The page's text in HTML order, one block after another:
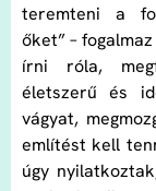
teremteni a
őket” –
írni róla,
életszerű és
vágyat,
említést kell
úgy